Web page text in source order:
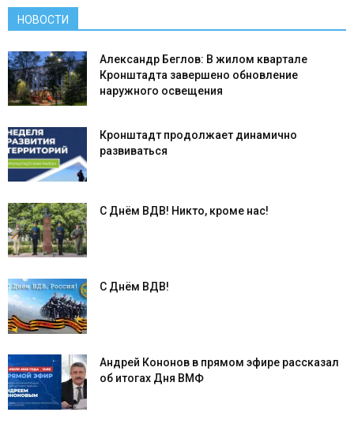
НОВОСТИ
Александр Беглов: В жилом квартале
Кронштадта завершено обновление
наружного освещения
Кронштадт продолжает динамично
развиваться
С Днём ВДВ! Никто, кроме нас!
С Днём ВДВ!
Андрей Кононов в прямом эфире рассказал
об итогах Дня ВМФ